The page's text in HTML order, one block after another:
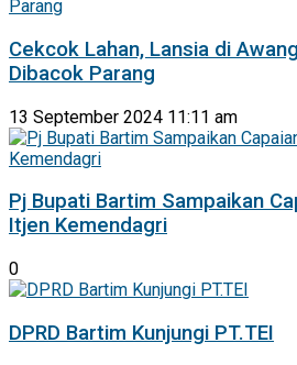
Cekcok Lahan, Lansia di
Dibacok Parang
13 September 2024 11:11 am
Pj Bupati Bartim Sampaikan
Itjen Kemendagri
0
DPRD Bartim Kunjungi PT.TEI